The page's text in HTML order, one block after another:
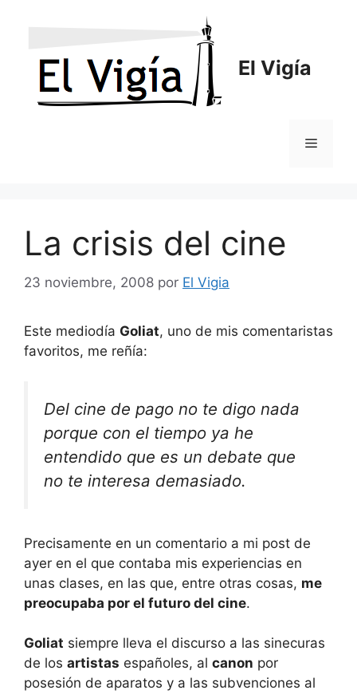
El Vigía
Menú
La crisis del cine
23 noviembre, 2008 por El Vigia
Este mediodía Goliat, uno de mis comentaristas
favoritos, me reñía:
Del cine de pago no te digo nada
porque con el tiempo ya he
entendido que es un debate que
no te interesa demasiado.
Precisamente en un comentario a mi post de
ayer en el que contaba mis experiencias en
unas clases, en las que, entre otras cosas, me
preocupaba por el futuro del cine.
Goliat siempre lleva el discurso a las sinecuras
de los artistas españoles, al canon por
posesión de aparatos y a las subvenciones al